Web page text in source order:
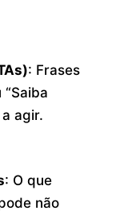
: Frases
agir.
: O que
não